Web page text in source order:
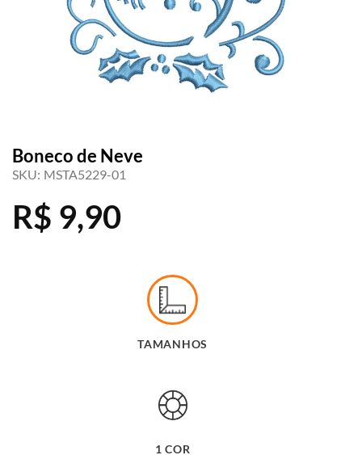
Boneco de Neve
SKU: MSTA5229-01
R$ 9,90
TAMANHOS
1 COR